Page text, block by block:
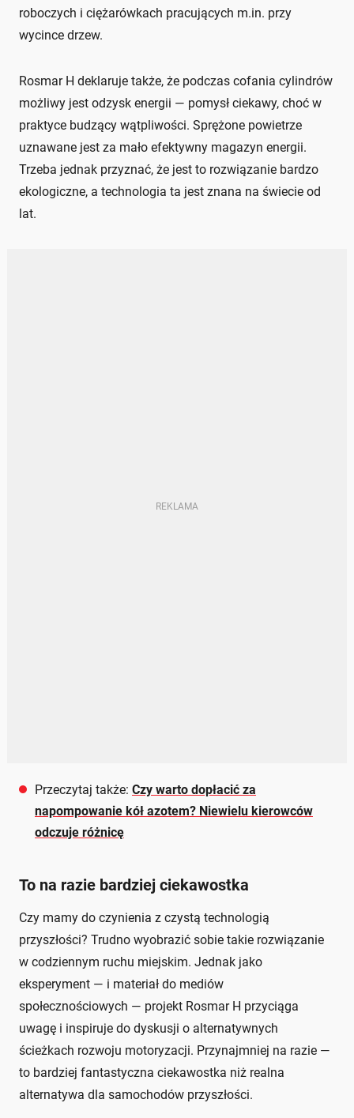
roboczych i ciężarówkach pracujących m.in. przy
wycince drzew.
Rosmar H deklaruje także, że podczas cofania cylindrów
możliwy jest odzysk energii — pomysł ciekawy, choć w
praktyce budzący wątpliwości. Sprężone powietrze
uznawane jest za mało efektywny magazyn energii.
Trzeba jednak przyznać, że jest to rozwiązanie bardzo
ekologiczne, a technologia ta jest znana na świecie od
lat.
Przeczytaj także: Czy warto dopłacić za
napompowanie kół azotem? Niewielu kierowców
odczuje różnicę
To na razie bardziej ciekawostka
Czy mamy do czynienia z czystą technologią
przyszłości? Trudno wyobrazić sobie takie rozwiązanie
w codziennym ruchu miejskim. Jednak jako
eksperyment — i materiał do mediów
społecznościowych — projekt Rosmar H przyciąga
uwagę i inspiruje do dyskusji o alternatywnych
ścieżkach rozwoju motoryzacji. Przynajmniej na razie —
to bardziej fantastyczna ciekawostka niż realna
alternatywa dla samochodów przyszłości.